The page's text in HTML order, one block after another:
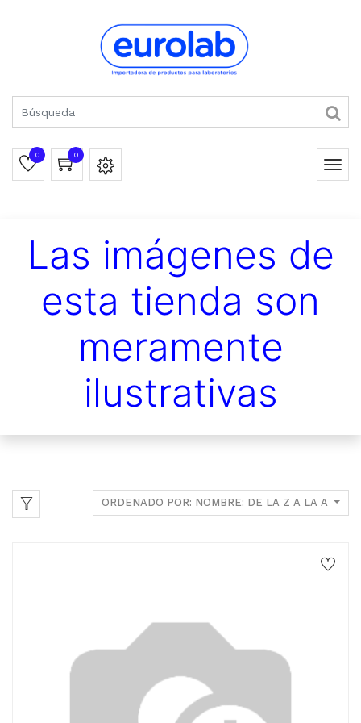
0 0
Las imágenes de
esta tienda son
meramente
ilustrativas
ORDENADO POR: NOMBRE: DE LA Z A LA A